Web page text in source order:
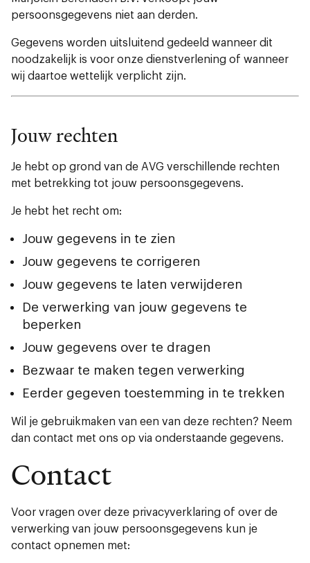
persoonsgegevens niet aan derden.
Gegevens worden uitsluitend gedeeld wanneer dit
noodzakelijk is voor onze dienstverlening of wanneer
wij daartoe wettelijk verplicht zijn.
Jouw rechten
Je hebt op grond van de AVG verschillende rechten
met betrekking tot jouw persoonsgegevens.
Je hebt het recht om:
Jouw gegevens in te zien
Jouw gegevens te corrigeren
Jouw gegevens te laten verwijderen
De verwerking van jouw gegevens te
beperken
Jouw gegevens over te dragen
Bezwaar te maken tegen verwerking
Eerder gegeven toestemming in te trekken
Wil je gebruikmaken van een van deze rechten? Neem
dan contact met ons op via onderstaande gegevens.
Contact
Voor vragen over deze privacyverklaring of over de
verwerking van jouw persoonsgegevens kun je
contact opnemen met: